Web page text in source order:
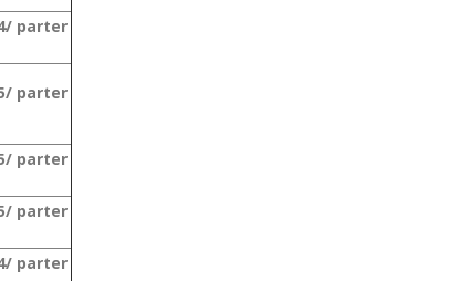
parter
parter
parter
parter
parter